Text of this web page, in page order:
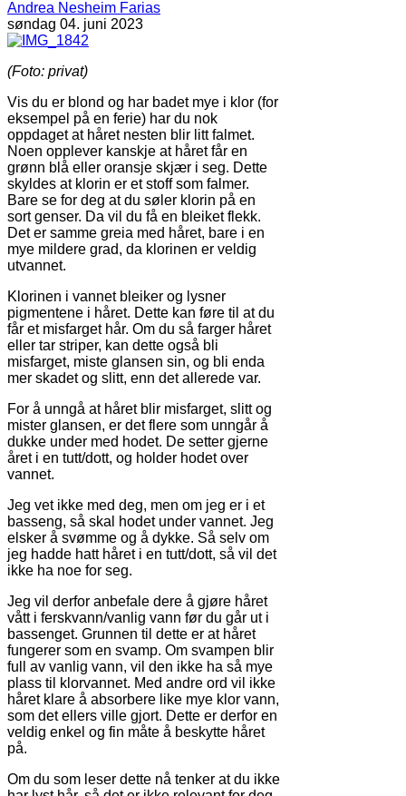
Andrea Nesheim Farias
søndag 04. juni 2023
(Foto: privat)
Vis du er blond og har badet mye i klor (for
eksempel på en ferie) har du nok
oppdaget at håret nesten blir litt falmet.
Noen opplever kanskje at håret får en
grønn blå eller oransje skjær i seg. Dette
skyldes at klorin er et stoff som falmer.
Bare se for deg at du søler klorin på en
sort genser. Da vil du få en bleiket flekk.
Det er samme greia med håret, bare i en
mye mildere grad, da klorinen er veldig
utvannet.
Klorinen i vannet bleiker og lysner
pigmentene i håret. Dette kan føre til at du
får et misfarget hår. Om du så farger håret
eller tar striper, kan dette også bli
misfarget, miste glansen sin, og bli enda
mer skadet og slitt, enn det allerede var.
For å unngå at håret blir misfarget, slitt og
mister glansen, er det flere som unngår å
dukke under med hodet. De setter gjerne
året i en tutt/dott, og holder hodet over
vannet.
Jeg vet ikke med deg, men om jeg er i et
basseng, så skal hodet under vannet. Jeg
elsker å svømme og å dykke. Så selv om
jeg hadde hatt håret i en tutt/dott, så vil det
ikke ha noe for seg.
Jeg vil derfor anbefale dere å gjøre håret
vått i ferskvann/vanlig vann før du går ut i
bassenget. Grunnen til dette er at håret
fungerer som en svamp. Om svampen blir
full av vanlig vann, vil den ikke ha så mye
plass til klorvannet. Med andre ord vil ikke
håret klare å absorbere like mye klor vann,
som det ellers ville gjort. Dette er derfor en
veldig enkel og fin måte å beskytte håret
på.
Om du som leser dette nå tenker at du ikke